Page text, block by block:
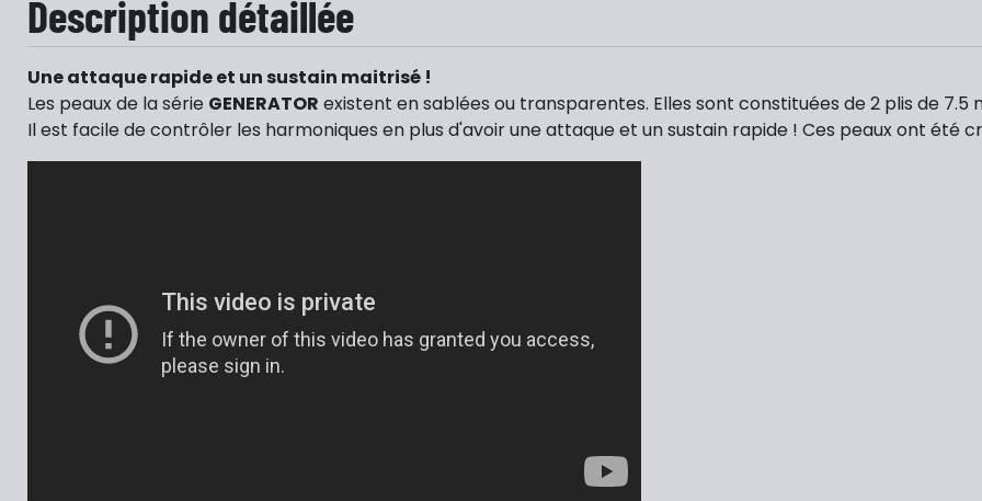
Description détaillée
Une attaque rapide et un sustain maitrisé !
Les peaux de la série GENERATOR existent en sablées ou transparentes. Elles sont constituées de 2 plis de 7.5
Il est facile de contrôler les harmoniques en plus d'avoir une attaque et un sustain rapide ! Ces peaux ont été